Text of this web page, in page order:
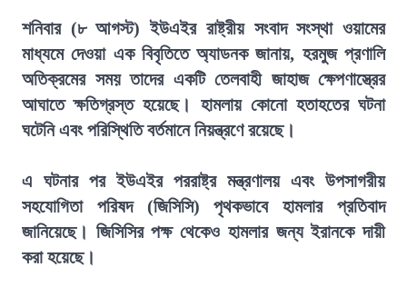
শনিবার (৮ আগস্ট) ইউএইর রাষ্ট্রীয় সংবাদ সংস্থা ওয়ামের
মাধ্যমে দেওয়া এক বিবৃতিতে অ্যাডনক জানায়, হরমুজ প্রণালি
অতিক্রমের সময় তাদের একটি তেলবাহী জাহাজ ক্ষেপণাস্ত্রের
আঘাতে ক্ষতিগ্রস্ত হয়েছে। হামলায় কোনো হতাহতের ঘটনা
ঘটেনি এবং পরিস্থিতি বর্তমানে নিয়ন্ত্রণে রয়েছে।
এ ঘটনার পর ইউএইর পররাষ্ট্র মন্ত্রণালয় এবং উপসাগরীয়
সহযোগিতা পরিষদ (জিসিসি) পৃথকভাবে হামলার প্রতিবাদ
জানিয়েছে। জিসিসির পক্ষ থেকেও হামলার জন্য ইরানকে দায়ী
করা হয়েছে।